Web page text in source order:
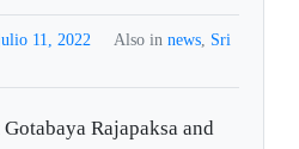
11, 2022 Also in news, Sri
Rajapaksa and